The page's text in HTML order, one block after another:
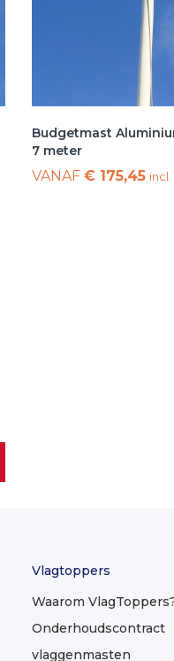
Budgetmast
7 meter
VANAF € 175,45
Vlagtoppers
Waarom
Onderhoudscontract
vlaggenmasten